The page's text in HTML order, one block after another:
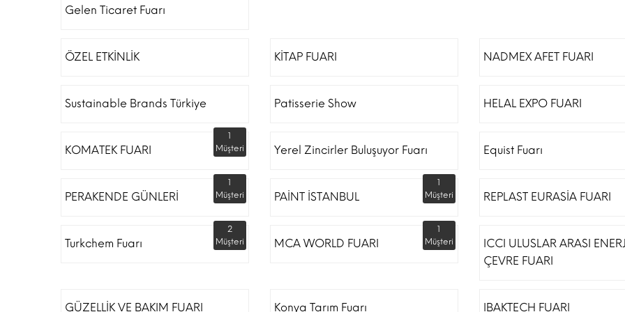
Gelen Ticaret Fuarı
ÖZEL ETKİNLİK KİTAP FUARI NADMEX AFET FUARI
Sustainable Brands Türkiye Patisserie Show HELAL EXPO FUARI
KOMATEK FUARI
1
Müşteri
Yerel Zincirler Buluşuyor Fuarı Equist Fuarı
PERAKENDE GÜNLERİ
1
Müşteri
PAİNT İSTANBUL
1
Müşteri
REPLAST EURASİA FUARI
Turkchem Fuarı
2
Müşteri
MCA WORLD FUARI
1
Müşteri
ICCI ULUSLAR ARASI
ÇEVRE FUARI
GÜZELLİK VE BAKIM FUARI Konya Tarım Fuarı IBAKTECH FUARI